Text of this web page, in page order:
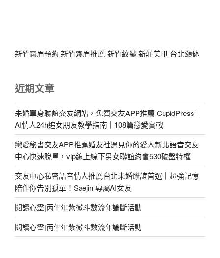
新竹霧眉預約 新竹霧眉推薦 新竹紋繡新莊美甲 台北頌缽
近期文章
未婚單身聯誼交友網站，免費交友APP推薦 CupidPress｜
AI情人24h追女朋友教學指南｜108篇戀愛實戰
戀愛秘書交友APP推薦婚友社遇見你的愛人新北語音交友
中心快速脫單，vip線上線下男女聯誼約會530破盤特權
交友中心私密語音情人推薦台北未婚聯誼首選｜超強記憶
陪伴你告別孤單！Saejin 專屬AI女友
閱讀心靈|丙午年紫微斗數流年論斷活動
閱讀心靈|丙午年紫微斗數流年論斷活動